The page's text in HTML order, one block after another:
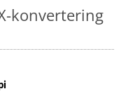
konvertering